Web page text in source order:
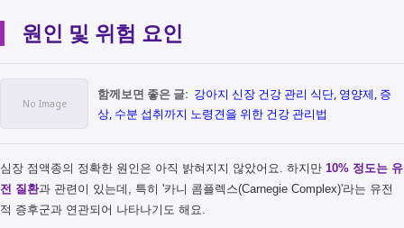
원인 및 위험 요인
함께보면 좋은 글: 강아지 신장 건강 관리 식단, 영양제, 증
상, 수분 섭취까지 노령견을 위한 건강 관리법
심장 점액종의 정확한 원인은 아직 밝혀지지 않았어요. 하지만 10% 정도는 유
전 질환과 관련이 있는데, 특히 '카니 콤플렉스(Carnegie Complex)'라는 유전
적 증후군과 연관되어 나타나기도 해요.